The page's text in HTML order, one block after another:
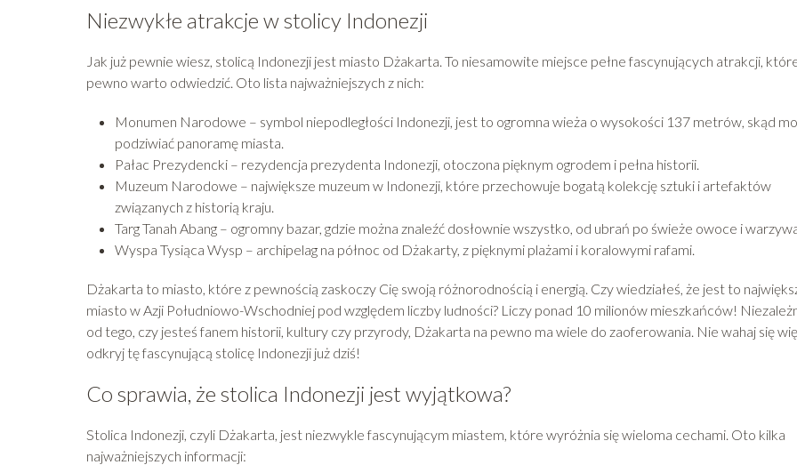
Niezwykłe atrakcje w stolicy Indonezji
Jak już pewnie wiesz, stolicą Indonezji jest miasto Dżakarta. To niesamowite miejsce pełne fascynujących atrakcji,
pewno warto odwiedzić. Oto lista najważniejszych z nich:
Monumen Narodowe – symbol niepodległości Indonezji, jest to ogromna wieża o wysokości 137 metrów, skąd
podziwiać panoramę miasta.
Pałac Prezydencki – rezydencja prezydenta Indonezji, otoczona pięknym ogrodem i pełna historii.
Muzeum Narodowe – największe muzeum w Indonezji, które przechowuje bogatą kolekcję sztuki i artefaktów
związanych z historią kraju.
Targ Tanah Abang – ogromny bazar, gdzie można znaleźć dosłownie wszystko, od ubrań po świeże owoce i
Wyspa Tysiąca Wysp – archipelag na północ od Dżakarty, z pięknymi plażami i koralowymi rafami.
Dżakarta to miasto, które z pewnością zaskoczy Cię swoją różnorodnością i energią. Czy wiedziałeś, że jest to
miasto w Azji Południowo-Wschodniej pod względem liczby ludności? Liczy ponad 10 milionów mieszkańców!
od tego, czy jesteś fanem historii, kultury czy przyrody, Dżakarta na pewno ma wiele do zaoferowania. Nie wahaj się
odkryj tę fascynującą stolicę Indonezji już dziś!
Co sprawia, że stolica Indonezji jest wyjątkowa?
Stolica Indonezji, czyli Dżakarta, jest niezwykle fascynującym miastem, które wyróżnia się wieloma cechami. Oto kilka
najważniejszych informacji: